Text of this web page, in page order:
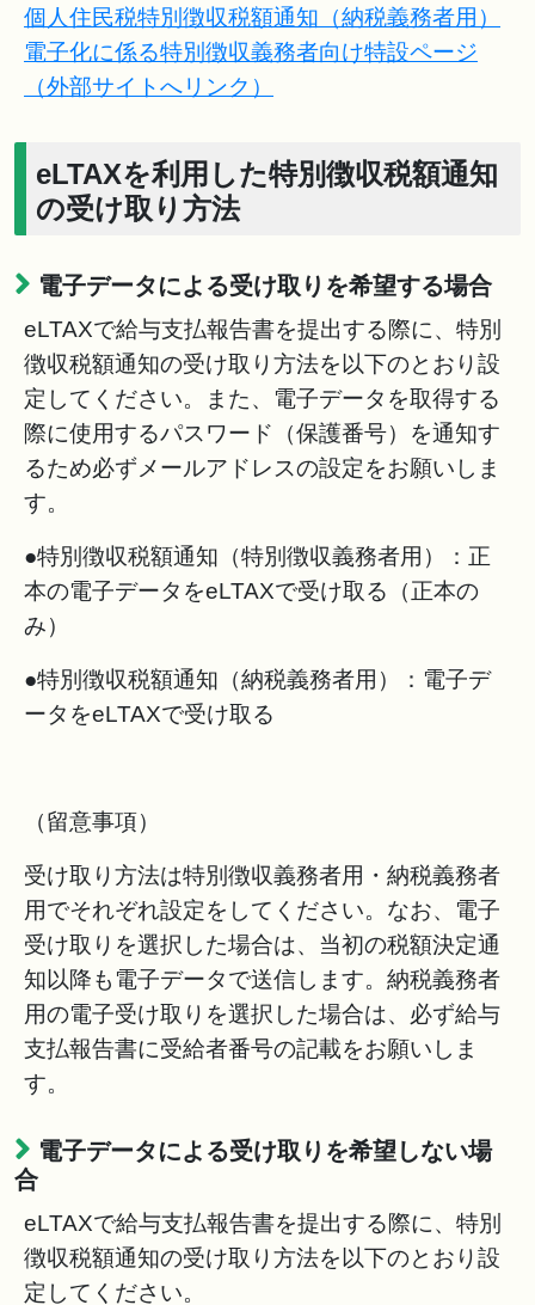
個人住民税特別徴収税額通知（納税義務者用）
電子化に係る特別徴収義務者向け特設ページ
（外部サイトへリンク）
eLTAXを利用した特別徴収税額通知
の受け取り方法
電子データによる受け取りを希望する場合
eLTAXで給与支払報告書を提出する際に、特別
徴収税額通知の受け取り方法を以下のとおり設
定してください。また、電子データを取得する
際に使用するパスワード（保護番号）を通知す
るため必ずメールアドレスの設定をお願いしま
す。
●特別徴収税額通知（特別徴収義務者用）：正
本の電子データをeLTAXで受け取る（正本の
み）
●特別徴収税額通知（納税義務者用）：電子デ
ータをeLTAXで受け取る
（留意事項）
受け取り方法は特別徴収義務者用・納税義務者
用でそれぞれ設定をしてください。なお、電子
受け取りを選択した場合は、当初の税額決定通
知以降も電子データで送信します。納税義務者
用の電子受け取りを選択した場合は、必ず給与
支払報告書に受給者番号の記載をお願いしま
す。
電子データによる受け取りを希望しない場
合
eLTAXで給与支払報告書を提出する際に、特別
徴収税額通知の受け取り方法を以下のとおり設
定してください。